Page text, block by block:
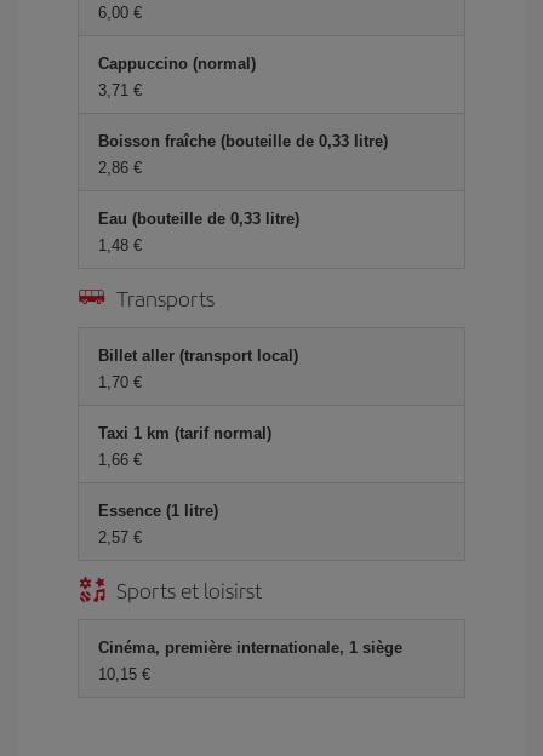
6,00 €
Cappuccino (normal)
3,71 €
Boisson fraîche (bouteille de 0,33 litre)
2,86 €
Eau (bouteille de 0,33 litre)
1,48 €
Transports
Billet aller (transport local)
1,70 €
Taxi 1 km (tarif normal)
1,66 €
Essence (1 litre)
2,57 €
Sports et loisirst
Cinéma, première internationale, 1 siège
10,15 €